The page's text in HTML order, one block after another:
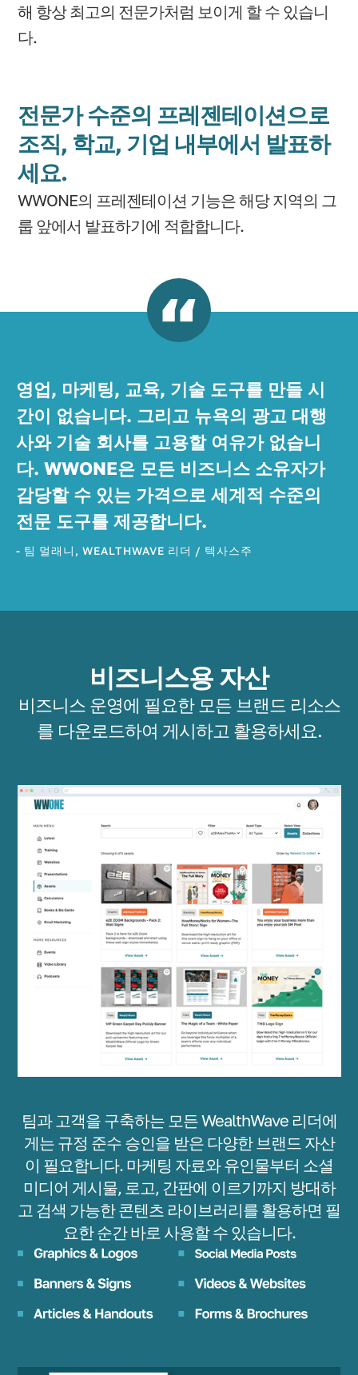
해 항상 최고의 전문가처럼 보이게 할 수 있습니
다.
전문가 수준의 프레젠테이션으로
조직, 학교, 기업 내부에서 발표하
세요.
WWONE의 프레젠테이션 기능은 해당 지역의 그
룹 앞에서 발표하기에 적합합니다.
영업, 마케팅, 교육, 기술 도구를 만들 시
간이 없습니다. 그리고 뉴욕의 광고 대행
사와 기술 회사를 고용할 여유가 없습니
다. WWONE은 모든 비즈니스 소유자가
감당할 수 있는 가격으로 세계적 수준의
전문 도구를 제공합니다.
- 팀 멀래니, WEALTHWAVE 리더 / 텍사스주
비즈니스용 자산
비즈니스 운영에 필요한 모든 브랜드 리소스
를 다운로드하여 게시하고 활용하세요.
팀과 고객을 구축하는 모든 WealthWave 리더에
게는 규정 준수 승인을 받은 다양한 브랜드 자산
이 필요합니다. 마케팅 자료와 유인물부터 소셜
미디어 게시물, 로고, 간판에 이르기까지 방대하
고 검색 가능한 콘텐츠 라이브러리를 활용하면 필
요한 순간 바로 사용할 수 있습니다.